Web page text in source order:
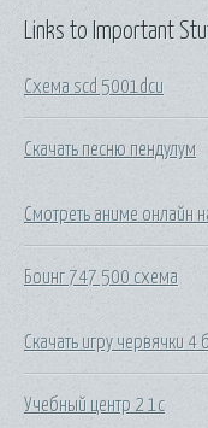
Links to Important
Схема scd 5001dcu
Скачать песню пендулум
Смотреть аниме онлайн
Боинг 747 500 схема
Скачать игру червячки
Учебный центр 2 1с